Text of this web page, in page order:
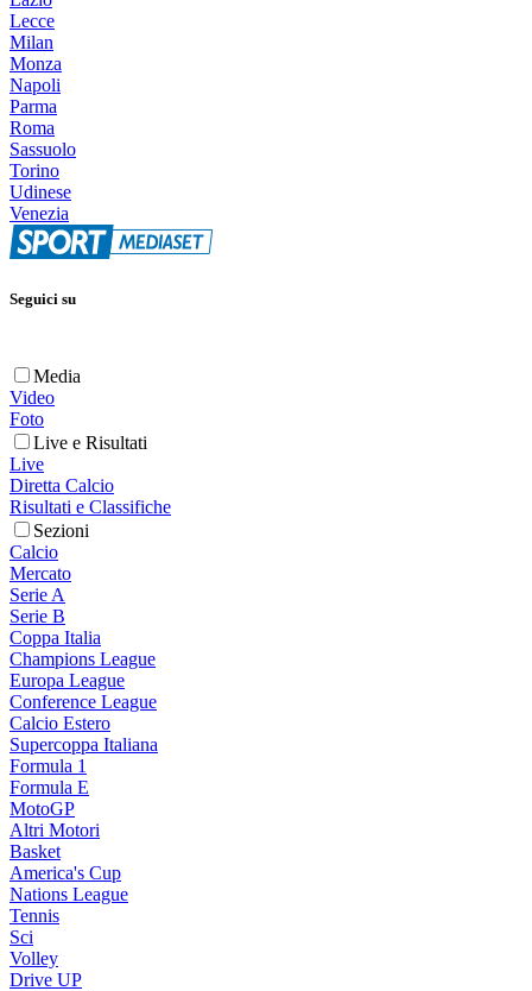
Lecce
Milan
Monza
Napoli
Parma
Roma
Sassuolo
Torino
Udinese
Venezia
Seguici su
Media
Video
Foto
Live e Risultati
Live
Diretta Calcio
Risultati e Classifiche
Sezioni
Calcio
Mercato
Serie A
Serie B
Coppa Italia
Champions League
Europa League
Conference League
Calcio Estero
Supercoppa Italiana
Formula 1
Formula E
MotoGP
Altri Motori
Basket
America's Cup
Nations League
Tennis
Sci
Volley
Drive UP